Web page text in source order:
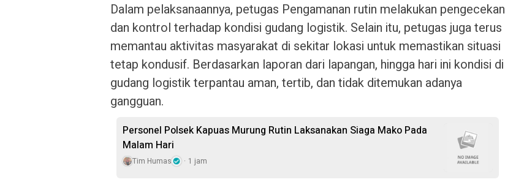
Dalam pelaksanaannya, petugas Pengamanan rutin melakukan pengecekan
dan kontrol terhadap kondisi gudang logistik. Selain itu, petugas juga terus
memantau aktivitas masyarakat di sekitar lokasi untuk memastikan situasi
tetap kondusif. Berdasarkan laporan dari lapangan, hingga hari ini kondisi di
gudang logistik terpantau aman, tertib, dan tidak ditemukan adanya
gangguan.
Personel Polsek Kapuas Murung Rutin Laksanakan Siaga Mako Pada
Malam Hari
Tim Humas 1 jam